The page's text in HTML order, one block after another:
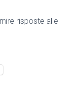
risposte alle